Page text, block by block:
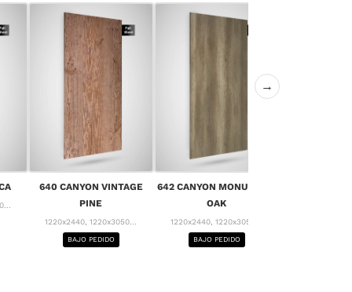
640 CANYON VINTAGE
PINE
1220x2440, 1220x3050...
BAJO PEDIDO
642 CANYON MONUMENT
OAK
1220x2440, 1220x3050...
BAJO PEDIDO
→